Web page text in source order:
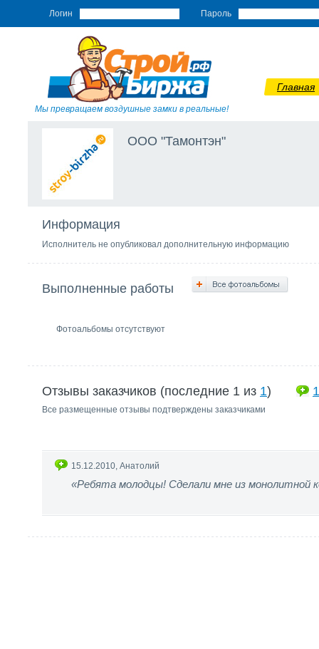
Логин Пароль
Мы превращаем воздушные замки в реальные!
Главная
ООО "Тамонтэн"
Информация
Исполнитель не опубликовал дополнительную информацию
Выполненные работы
Фотоальбомы отсутствуют
Отзывы заказчиков (последние 1 из 1) 1
Все размещенные отзывы подтверждены заказчиками
15.12.2010, Анатолий
«Ребята молодцы! Сделали мне из монолитной